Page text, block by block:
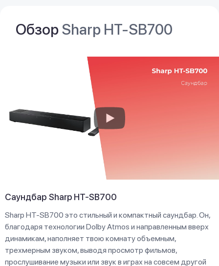
ОбзорSharp HT-SB700
Саундбар Sharp HT-SB700
Sharp HT-SB700 это стильный и компактный саундбар. Он,
благодаря технологии Dolby Atmos и направленным вверх
динамикам, наполняет твою комнату объемным,
трехмерным звуком, выводя просмотр фильмов,
прослушивание музыки или звук в играх на совсем другой